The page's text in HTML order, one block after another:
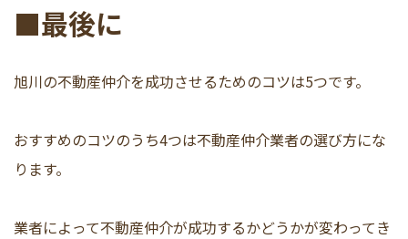
■最後に
旭川の不動産仲介を成功させるためのコツは5つです。
おすすめのコツのうち4つは不動産仲介業者の選び方にな
ります。
業者によって不動産仲介が成功するかどうかが変わってき